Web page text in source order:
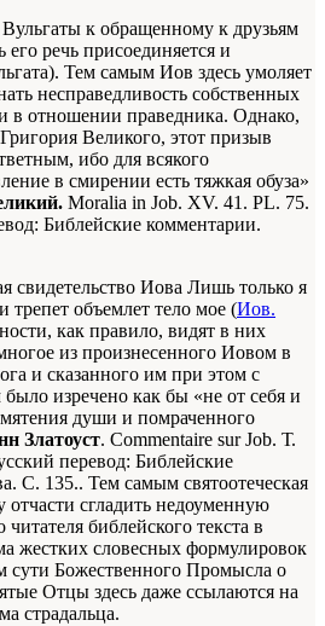
к обращенному к друзьям
речь присоединяется и
Тем самым Иов здесь умоляет
несправедливость собственных
в отношении праведника. Однако,
Великого, этот призыв
ибо для всякого
в смирении есть тяжкая обуза»
Moralia in Job. XV. 41. PL. 75.
Библейские комментарии.
свидетельство Иова Лишь только я
объемлет тело мое (Иов.
как правило, видят в них
из произнесенного Иовом в
и сказанного им при этом с
изречено как бы «не от себя и
души и помраченного
Златоуст. Commentaire sur Job. Т.
перевод: Библейские
С. 135.. Тем самым святоотеческая
отчасти сгладить недоуменную
библейского текста в
жестких словесных формулировок
Божественного Промысла о
Отцы здесь даже ссылаются на
страдальца.